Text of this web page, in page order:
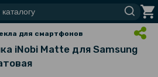
для смартфонов
iNobi Matte для Samsung